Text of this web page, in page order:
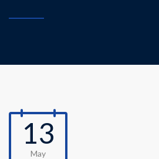
13
May